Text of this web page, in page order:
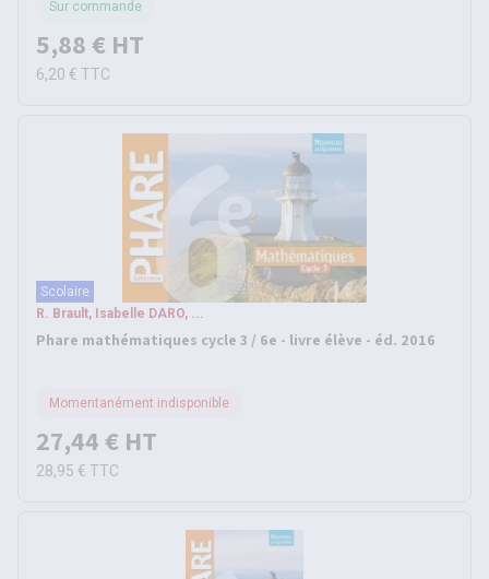
Sur commande
5,88 € HT
6,20 € TTC
Scolaire
R. Brault, Isabelle DARO, ...
Phare mathématiques cycle 3 / 6e - livre élève - éd. 2016
Momentanément indisponible
27,44 € HT
28,95 € TTC